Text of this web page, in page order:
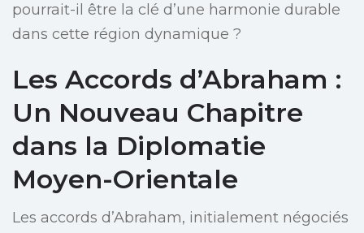
pourrait-il être la clé d’une harmonie durable
dans cette région dynamique ?
Les Accords d’Abraham :
Un Nouveau Chapitre
dans la Diplomatie
Moyen-Orientale
Les accords d’Abraham, initialement négociés